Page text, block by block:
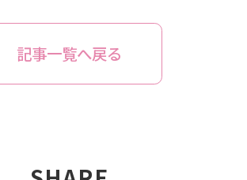
記事一覧へ戻る